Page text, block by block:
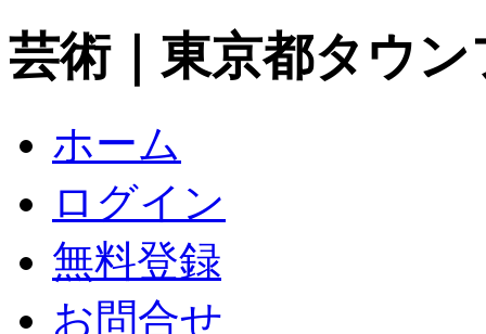
芸術｜東京都タウン
ホーム
ログイン
無料登録
お問合せ